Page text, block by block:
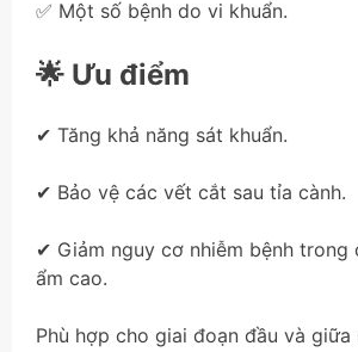
✅ Một số bệnh do vi khuẩn.
🌟 Ưu điểm
✔ Tăng khả năng sát khuẩn.
✔ Bảo vệ các vết cắt sau tỉa cành.
✔ Giảm nguy cơ nhiễm bệnh trong
ẩm cao.
Phù hợp cho giai đoạn đầu và giữa